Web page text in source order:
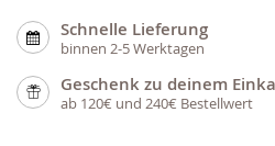
Schnelle Lieferung
binnen 2-5 Werktagen
Geschenk zu deinem
ab 120€ und 240€ Bestellwert